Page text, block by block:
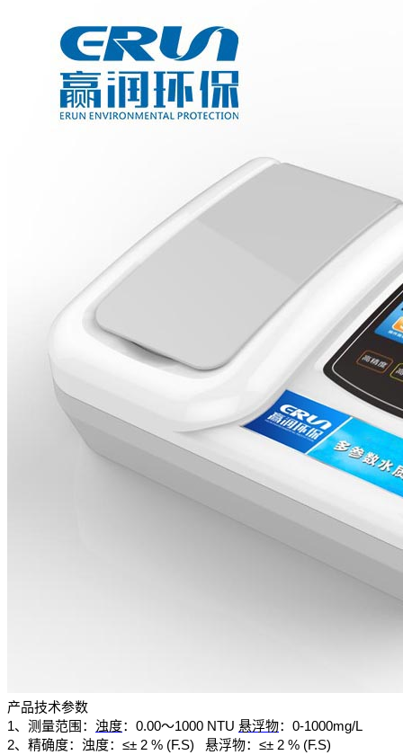
产品技术参数
1、测量范围： 浊度：0.00～1000 NTU 悬浮物：0-1000mg/L
2、精确度：浊度：≤± 2 % (F.S) 悬浮物：≤± 2 % (F.S)